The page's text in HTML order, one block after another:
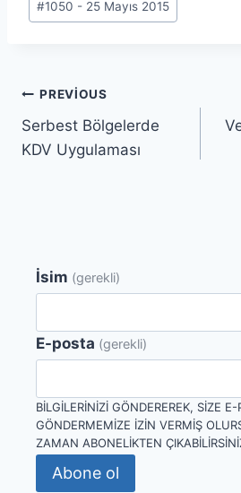
Tags:
#1050 - 25 Mayıs 2015
Yazı
gezinmesi
PREVIOUS
Serbest Bölgelerde
KDV Uygulaması
İsim (gerekli)
E-posta (gerekli)
BILGILERINIZI GÖNDEREREK, SIZE E-
GÖNDERMEMIZE IZIN VERMIŞ
ZAMAN ABONELIKTEN
Abone ol